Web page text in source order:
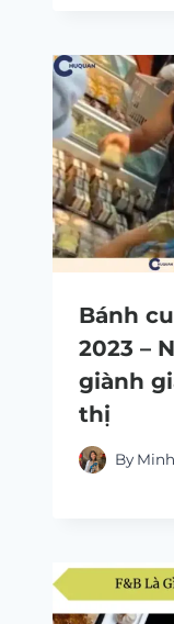
Bánh
2023 –
giành
thị
By